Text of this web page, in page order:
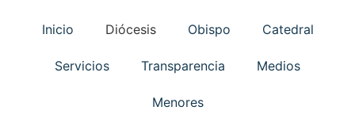
Inicio Diócesis Obispo Catedral
Servicios Transparencia Medios
Menores